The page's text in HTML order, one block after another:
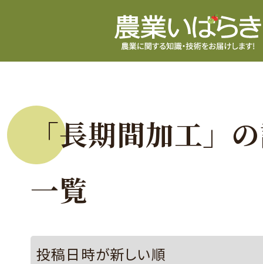
「長期間加工」
一覧